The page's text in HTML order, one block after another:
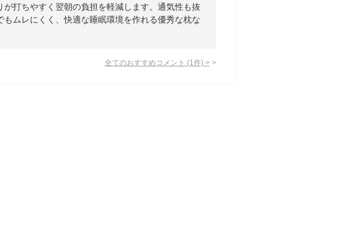
打ちやすく翌朝の負担を軽減します。通気性も抜
ムレにくく、快適な睡眠環境を作れる優秀な枕な
全てのおすすめコメント (1 件) >